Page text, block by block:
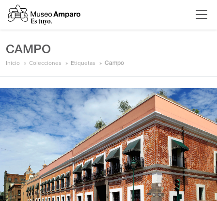
CAMPO
Inicio Colecciones Etiquetas Campo